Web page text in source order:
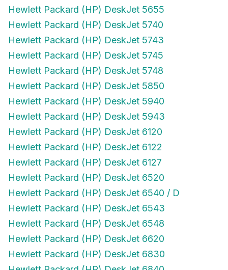
Hewlett Packard (HP) DeskJet 5655
Hewlett Packard (HP) DeskJet 5740
Hewlett Packard (HP) DeskJet 5743
Hewlett Packard (HP) DeskJet 5745
Hewlett Packard (HP) DeskJet 5748
Hewlett Packard (HP) DeskJet 5850
Hewlett Packard (HP) DeskJet 5940
Hewlett Packard (HP) DeskJet 5943
Hewlett Packard (HP) DeskJet 6120
Hewlett Packard (HP) DeskJet 6122
Hewlett Packard (HP) DeskJet 6127
Hewlett Packard (HP) DeskJet 6520
Hewlett Packard (HP) DeskJet 6540 / D
Hewlett Packard (HP) DeskJet 6543
Hewlett Packard (HP) DeskJet 6548
Hewlett Packard (HP) DeskJet 6620
Hewlett Packard (HP) DeskJet 6830